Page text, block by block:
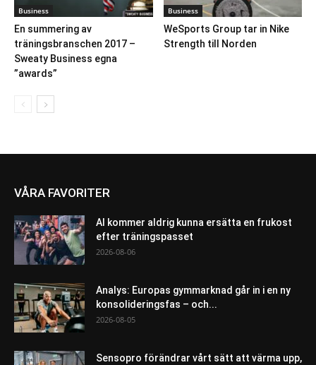
Business
En summering av
träningsbranschen 2017 –
Sweaty Business egna
”awards”
Business
WeSports Group tar in Nike
Strength till Norden
VÅRA FAVORITER
AI kommer aldrig kunna ersätta en frukost
efter träningspasset
2026-08-06
Analys: Europas gymmarknad går in i en ny
konsolideringsfas – och...
2026-08-05
Sensopro förändrar vårt sätt att värma upp,